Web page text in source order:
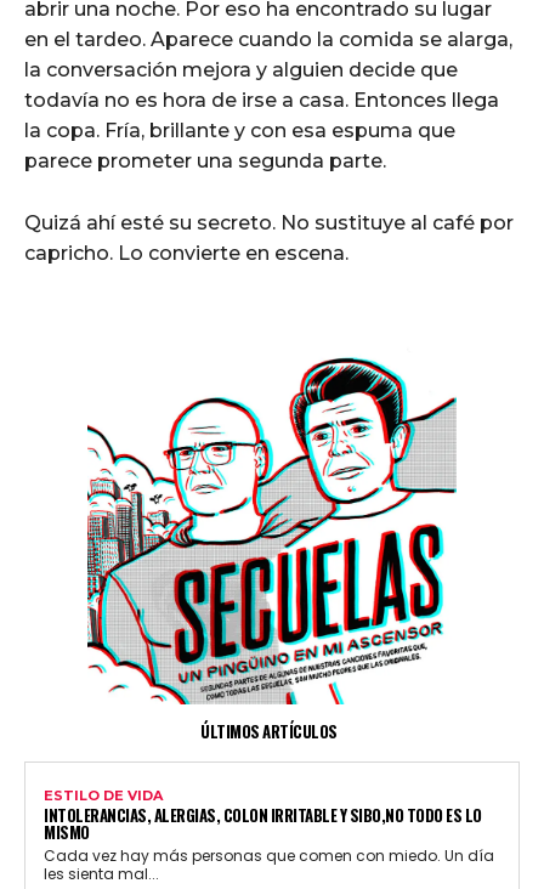
abrir una noche. Por eso ha encontrado su lugar
en el tardeo. Aparece cuando la comida se alarga,
la conversación mejora y alguien decide que
todavía no es hora de irse a casa. Entonces llega
la copa. Fría, brillante y con esa espuma que
parece prometer una segunda parte.
Quizá ahí esté su secreto. No sustituye al café por
capricho. Lo convierte en escena.
ÚLTIMOS ARTÍCULOS
ESTILO DE VIDA
INTOLERANCIAS, ALERGIAS, COLON IRRITABLE Y SIBO,NO TODO ES LO
MISMO
Cada vez hay más personas que comen con miedo. Un día
les sienta mal...